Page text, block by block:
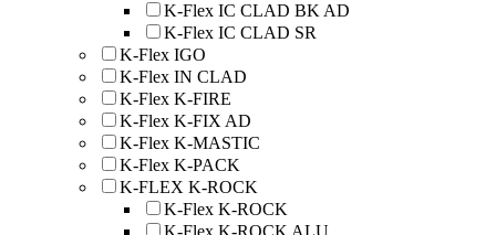
K-Flex IC CLAD BK AD
K-Flex IC CLAD SR
K-Flex IGO
K-Flex IN CLAD
K-Flex K-FIRE
K-Flex K-FIX AD
K-Flex K-MASTIC
K-Flex K-PACK
K-FLEX K-ROCK
K-Flex K-ROCK